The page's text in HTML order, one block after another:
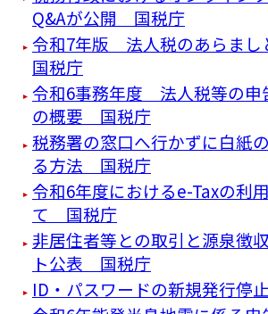
Q&Aが公開 国税庁
令和7年版 法人税のあらまし
国税庁
令和6事務年度 法人税等の申
の概要 国税庁
税務署の窓口へ行かずに白紙
る方法 国税庁
令和6年度におけるe-Taxの利
て 国税庁
非居住者等との取引と源泉徴
ト公表 国税庁
ID・パスワードの新規発行